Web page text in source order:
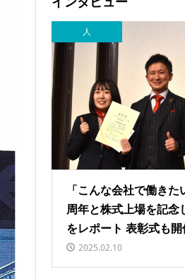
人
「こんな会社で働き
周年と株式上場を記念
をレポート 表彰式も
2025.02.10